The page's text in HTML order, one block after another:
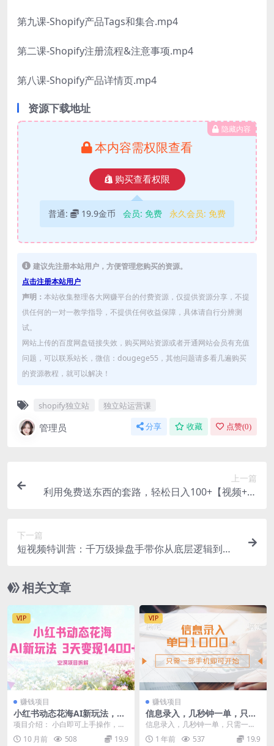
第九课-Shopify产品Tags和集合.mp4
第二课-Shopify注册流程&注意事项.mp4
第八课-Shopify产品详情页.mp4
资源下载地址
隐藏内容
本内容需权限查看
购买查看权限
普通: 19.9金币 会员: 免费 永久会员: 免费
建议先注册本站用户，方便管理您购买的资源。
点击注册本站用户
声明： 本站收集整理各大网赚平台的付费资源，仅提供资源分享，不提
供任何的一对一教学指导，不提供任何收益保障，具体请自行分辨测
试。
网站上传的百度网盘链接失效，购买网站资源或者开通网站会员有充值
问题，可以联系站长，微信：dougege55，其他问题请多看几遍购买
的资源教程，就可以解决！
shopify独立站 独立站运营课
管理员 分享 收藏 点赞(0)
上一篇
利用兔费送东西的套路，轻松日入100+【视频+文
下一篇
短视频特训营：千万级操盘手带你从底层逻辑到实
相关文章
VIP
赚钱项目
小红书动态花海AI新玩法，长
期项目，3天变现1.4k
项目介绍： 小白即可上手操作，长
期项目，可复制粘贴，收益可观，
小白和想要做副业的...
10 月前 508 19.9
VIP
赚钱项目
信息录入，几秒钟一单，只需
一部手机即可开始，0成本，
每天1000+
信息录入，几秒钟一单，只需一部
手机即可开始，0成本，每天1000+
无需经验，照...
1 年前 537 19.9